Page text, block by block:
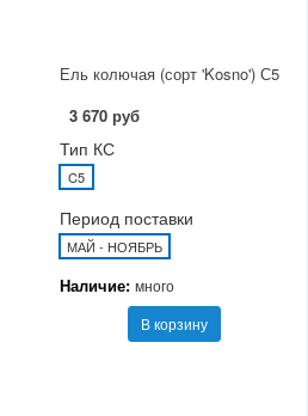
Ель колючая (сорт 'Kosno') С5
3 670 руб
Тип КС
C5
Период поставки
МАЙ - НОЯБРЬ
Наличие: много
В корзину